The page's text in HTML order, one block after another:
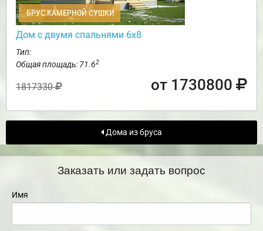
БРУС КАМЕРНОЙ СУШКИ
Дом с двумя спальнями 6х8
Тип:
Общая площадь: 71.62
1817330 от 1730800
Дома из бруса
Заказать или задать вопрос
Имя